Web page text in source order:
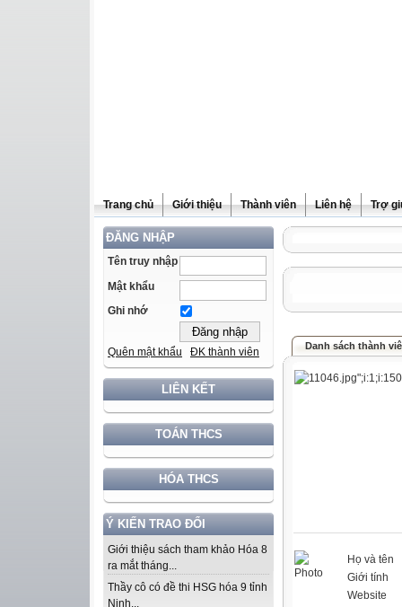
Trang chủ Giới thiệu Thành viên Liên hệ Trợ
ĐĂNG NHẬP
Tên truy nhập
Mật khẩu
Ghi nhớ
Quên mật khẩu ĐK thành viên
LIÊN KẾT
TOÁN THCS
HÓA THCS
Ý KIẾN TRAO ĐỔI
Giới thiệu sách tham khảo Hóa 8
ra mắt tháng...
Thầy cô có đề thi HSG hóa 9 tỉnh
Ninh...
Danh sách thành
Họ và tên
Giới tính
Website